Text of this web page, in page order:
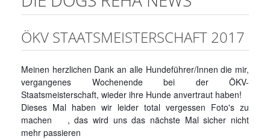
Kontakt
Impressum
Datenschutzerklärung
Onlineshop Nahrungsergänzungsmittel
ÖKV STAATSMEISTERSCHAFT 2017
Meinen herzlichen Dank an alle Hundeführer/Innen die mir,
vergangenes Wochenende bei der ÖKV-
Staatsmeisterschaft, wieder ihre Hunde anvertraut haben!
Dieses Mal haben wir leider total vergessen Foto's zu
machen
, das wird uns das nächste Mal sicher nicht
mehr passieren